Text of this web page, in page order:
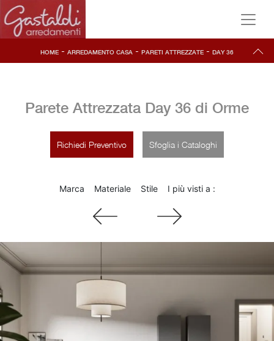
HOME - ARREDAMENTO CASA - PARETI ATTREZZATE - DAY 36
Parete Attrezzata Day 36 di Orme
Richiedi Preventivo Sfoglia i Cataloghi
Marca Materiale Stile I più visti a :